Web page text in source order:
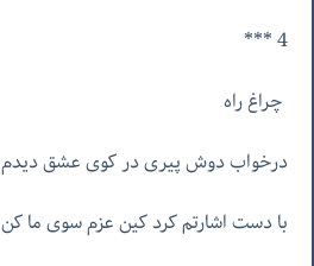
4 ***
چراغ راه
درخواب دوش پیری در کوی عشق دیدم
با دست اشارتم کرد کین عزم سوی ما کن